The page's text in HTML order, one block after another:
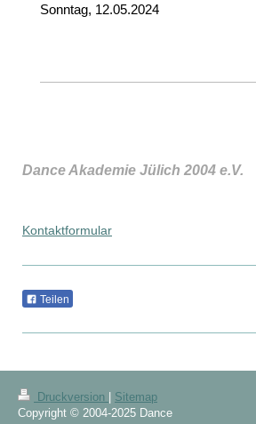
Sonntag, 12.05.2024
Dance Akademie Jülich 2004 e.V.
Kontaktformular
Teilen
Druckversion
Sitemap
Copyright © 2004-2025 Dance